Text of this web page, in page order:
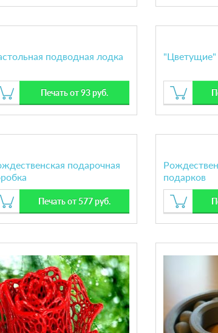
подводная лодка
Печать от 93 руб.
подарочная
Печать от 577 руб.
подарков